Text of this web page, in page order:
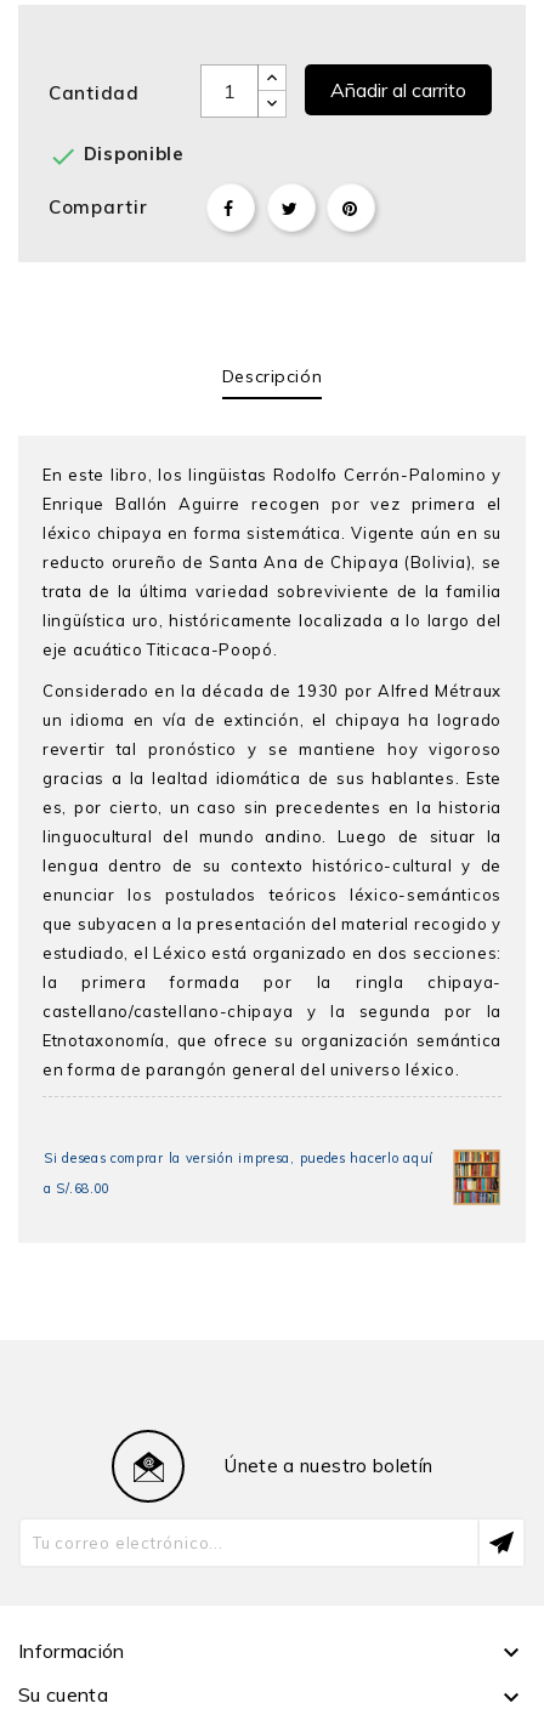
Cantidad Añadir al carrito
 Disponible
Compartir
Descripción
En este libro, los lingüistas Rodolfo Cerrón-Palomino y
Enrique Ballón Aguirre recogen por vez primera el
léxico chipaya en forma sistemática. Vigente aún en su
reducto orureño de Santa Ana de Chipaya (Bolivia), se
trata de la última variedad sobreviviente de la familia
lingüística uro, históricamente localizada a lo largo del
eje acuático Titicaca-Poopó.
Considerado en la década de 1930 por Alfred Métraux
un idioma en vía de extinción, el chipaya ha logrado
revertir tal pronóstico y se mantiene hoy vigoroso
gracias a la lealtad idiomática de sus hablantes. Este
es, por cierto, un caso sin precedentes en la historia
linguocultural del mundo andino. Luego de situar la
lengua dentro de su contexto histórico-cultural y de
enunciar los postulados teóricos léxico-semánticos
que subyacen a la presentación del material recogido y
estudiado, el Léxico está organizado en dos secciones:
la primera formada por la ringla chipaya-
castellano/castellano-chipaya y la segunda por la
Etnotaxonomía, que ofrece su organización semántica
en forma de parangón general del universo léxico.
Si deseas comprar la versión impresa, puedes hacerlo aquí
a S/.68.00
Únete a nuestro boletín
Información 
Su cuenta 